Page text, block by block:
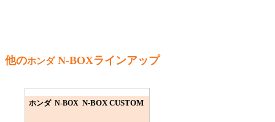
他のホンダN-BOXラインアップ
ホンダ N-BOX N-BOX CUSTOM